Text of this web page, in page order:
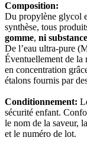
Composition:
Du propylène glycol
synthèse, tous
gomme, ni
De l’eau ultra-pure
Éventuellement de la
en concentration
étalons fournis par
Conditionnement:
sécurité enfant.
le nom de la saveur,
et le numéro de lot.